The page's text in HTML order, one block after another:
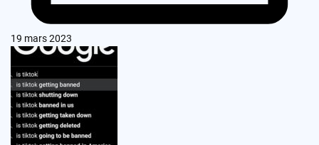
19 mars 2023